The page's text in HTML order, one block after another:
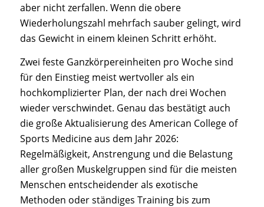
aber nicht zerfallen. Wenn die obere
Wiederholungszahl mehrfach sauber gelingt, wird
das Gewicht in einem kleinen Schritt erhöht.
Zwei feste Ganzkörpereinheiten pro Woche sind
für den Einstieg meist wertvoller als ein
hochkomplizierter Plan, der nach drei Wochen
wieder verschwindet. Genau das bestätigt auch
die große Aktualisierung des American College of
Sports Medicine aus dem Jahr 2026:
Regelmäßigkeit, Anstrengung und die Belastung
aller großen Muskelgruppen sind für die meisten
Menschen entscheidender als exotische
Methoden oder ständiges Training bis zum